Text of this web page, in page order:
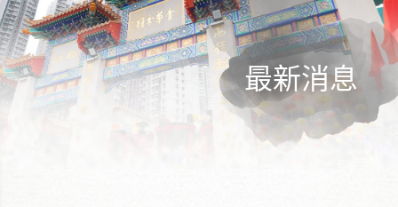
+ -
最新消息